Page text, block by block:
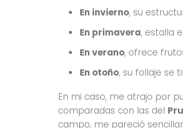
En invierno, su
En primavera, estalla
En verano, ofrece
En otoño, su follaje se
En mi caso, me atrajo por
comparadas con las del
campo, me pareció